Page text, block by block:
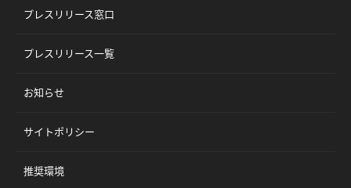
プレスリリース窓口
プレスリリース一覧
お知らせ
サイトポリシー
推奨環境